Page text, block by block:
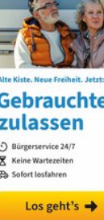
Amtsblatt
Jobcenter